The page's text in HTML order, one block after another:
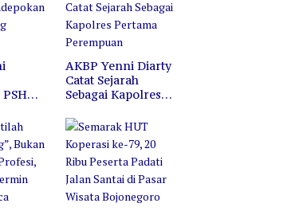
PSHT
AKBP Yenni Diarty
Catat Sejarah
Sebagai Kapolres
Perempuan